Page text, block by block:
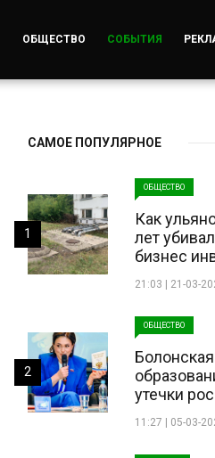
ОБЩЕСТВО СОБЫТИЯ
САМОЕ ПОПУЛЯРНОЕ
ОБЩЕСТВО
Как
лет
бизнес
21:03 | 21-03-
1
ОБЩЕСТВО
утечки
11:27 | 05-03-
2